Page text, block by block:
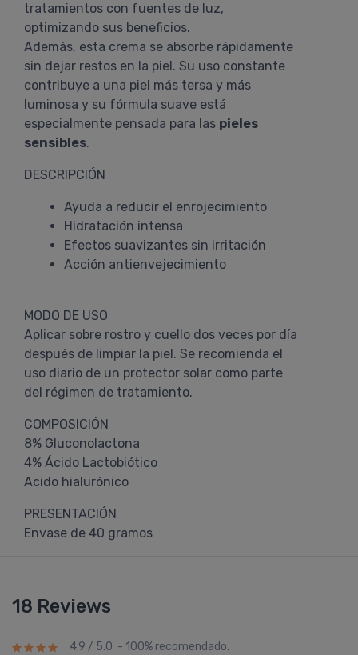
tratamientos con fuentes de luz,
optimizando sus beneficios.
Además, esta crema se absorbe rápidamente
sin dejar restos en la piel. Su uso constante
contribuye a una piel más tersa y más
luminosa y su fórmula suave está
especialmente pensada para las pieles
sensibles.
DESCRIPCIÓN
Ayuda a reducir el enrojecimiento
Hidratación intensa
Efectos suavizantes sin irritación
Acción antienvejecimiento
MODO DE USO
Aplicar sobre rostro y cuello dos veces por día
después de limpiar la piel. Se recomienda el
uso diario de un protector solar como parte
del régimen de tratamiento.
COMPOSICIÓN
8% Gluconolactona
4% Ácido Lactobiótico
Acido hialurónico
PRESENTACIÓN
Envase de 40 gramos
18 Reviews
4.9 / 5.0 - 100% recomendado.